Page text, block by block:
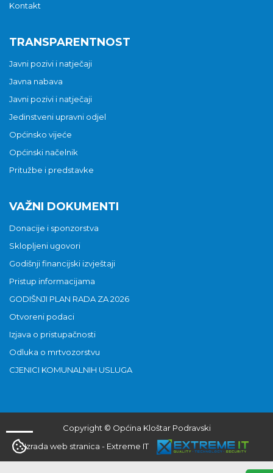
Kontakt
TRANSPARENTNOST
Javni pozivi i natječaji
Javna nabava
Javni pozivi i natječaji
Jedinstveni upravni odjel
Općinsko vijeće
Općinski načelnik
Pritužbe i predstavke
VAŽNI DOKUMENTI
Donacije i sponzorstva
Sklopljeni ugovori
Godišnji financijski izvještaji
Pristup informacijama
GODIŠNJI PLAN RADA ZA 2026
Otvoreni podaci
Izjava o pristupačnosti
Odluka o mrtvozorstvu
CJENICI KOMUNALNIH USLUGA
Copyright © Općina Kloštar Podravski
Izrada web stranica - Extreme IT